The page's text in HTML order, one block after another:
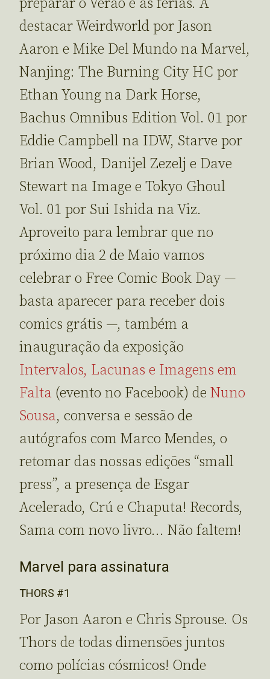
preparar o Verão e as férias. A
destacar Weirdworld por Jason
Aaron e Mike Del Mundo na Marvel,
Nanjing: The Burning City HC por
Ethan Young na Dark Horse,
Bachus Omnibus Edition Vol. 01 por
Eddie Campbell na IDW, Starve por
Brian Wood, Danijel Zezelj e Dave
Stewart na Image e Tokyo Ghoul
Vol. 01 por Sui Ishida na Viz.
Aproveito para lembrar que no
próximo dia 2 de Maio vamos
celebrar o Free Comic Book Day —
basta aparecer para receber dois
comics grátis —, também a
inauguração da exposição
Intervalos, Lacunas e Imagens em
Falta (evento no Facebook) de Nuno
Sousa, conversa e sessão de
autógrafos com Marco Mendes, o
retomar das nossas edições “small
press”, a presença de Esgar
Acelerado, Crú e Chaputa! Records,
Sama com novo livro… Não faltem!
Marvel para assinatura
THORS #1
Por Jason Aaron e Chris Sprouse. Os
Thors de todas dimensões juntos
como polícias cósmicos! Onde